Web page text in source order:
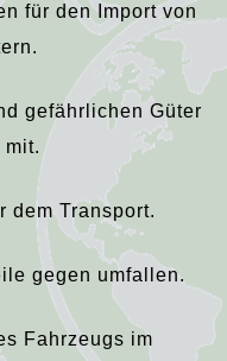
für den Import von
gefährlichen Güter
mit.
dem Transport.
gegen umfallen.
Fahrzeugs im